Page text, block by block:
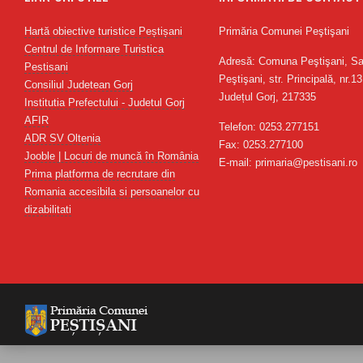
Hartă obiective turistice Peștișani
Centrul de Informare Turistica
Pestisani
Consiliul Judetean Gorj
Institutia Prefectului - Judetul Gorj
AFIR
ADR SV Oltenia
Jooble | Locuri de muncă în România
Prima platforma de recrutare din
Romania accesibila si persoanelor cu
dizabilitati
Primăria Comunei Peştişani
Adresă: Comuna Peştişani,
Peştişani, str. Principală,
Județul Gorj, 217335
Telefon: 0253.277151
Fax: 0253.277100
E-mail: primaria@pestisani.ro